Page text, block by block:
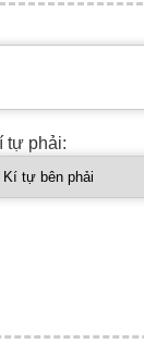
tự phải: